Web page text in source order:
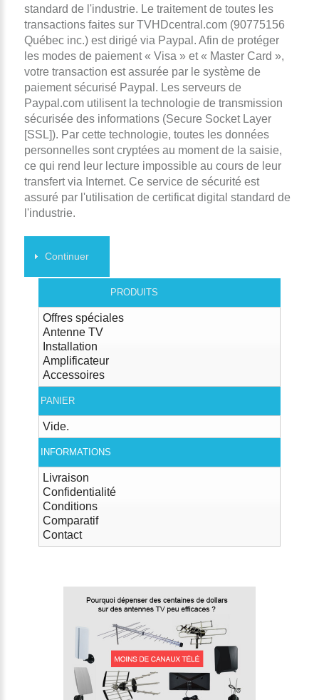
standard de l'industrie. Le traitement de toutes les
transactions faites sur TVHDcentral.com (90775156
Québec inc.) est dirigé via Paypal. Afin de protéger
les modes de paiement « Visa » et « Master Card »,
votre transaction est assurée par le système de
paiement sécurisé Paypal. Les serveurs de
Paypal.com utilisent la technologie de transmission
sécurisée des informations (Secure Socket Layer
[SSL]). Par cette technologie, toutes les données
personnelles sont cryptées au moment de la saisie,
ce qui rend leur lecture impossible au cours de leur
transfert via Internet. Ce service de sécurité est
assuré par l'utilisation de certificat digital standard de
l'industrie.
Continuer
PRODUITS
Offres spéciales
Antenne TV
Installation
Amplificateur
Accessoires
PANIER
Vide.
INFORMATIONS
Livraison
Confidentialité
Conditions
Comparatif
Contact